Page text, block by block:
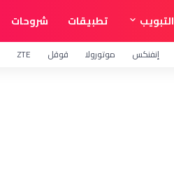
التبويب تطبيقات شروحات
إنفنكس موتورولا قوقل ZTE